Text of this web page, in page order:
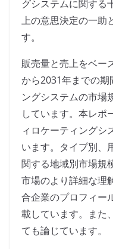
グシステムに関する
上の意思決定の一助
す。
販売量と売上をベー
から2031年までの期
ングシステムの市場
しています。本レポ
ィロケーティングシ
います。タイプ別、
関する地域別市場規
市場のより詳細な理
合企業のプロフィー
載しています。また
ても論じています。